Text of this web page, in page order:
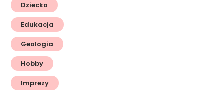
Dziecko
Edukacja
Geologia
Hobby
Imprezy